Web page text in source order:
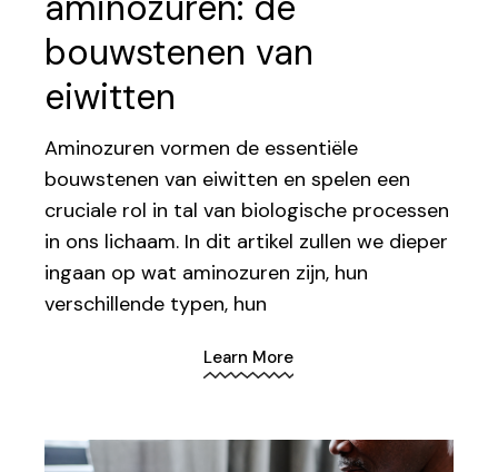
bouwstenen van
eiwitten
Aminozuren vormen de essentiële
bouwstenen van eiwitten en spelen een
cruciale rol in tal van biologische processen
in ons lichaam. In dit artikel zullen we dieper
ingaan op wat aminozuren zijn, hun
verschillende typen, hun
Learn More